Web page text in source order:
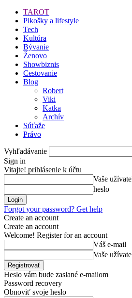
TAROT
Pikošky a lifestyle
Tech
Kultúra
Bývanie
Ženovo
Showbiznis
Cestovanie
Blog
Robert
Viki
Katka
Archív
Súťaže
Právo
Vyhľadávanie
Sign in
Vitajte! prihlásenie k účtu
Vaše
heslo
Forgot your password? Get help
Create an account
Create an account
Welcome! Register for an account
Váš e-mail
Vaše
Heslo vám bude zaslané e-mailom
Password recovery
Obnoviť svoje heslo